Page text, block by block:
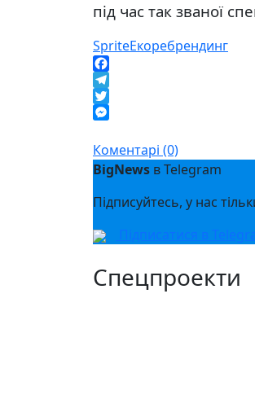
під час так званої
SpriteЕкоребрендинг
Facebook
Telegram
Twitter
Коментарі (0)
BigNews в Telegram
Підписуйтесь, у нас
Підписатися в
Спецпроекти